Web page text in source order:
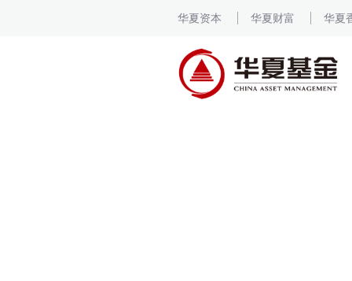
华夏资本 华夏财富 华夏